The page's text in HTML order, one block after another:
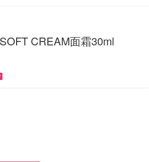
CREAM面霜30ml